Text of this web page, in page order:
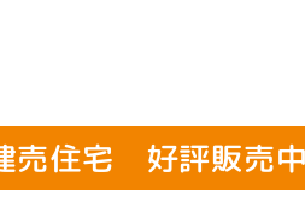
売住宅 好評販売